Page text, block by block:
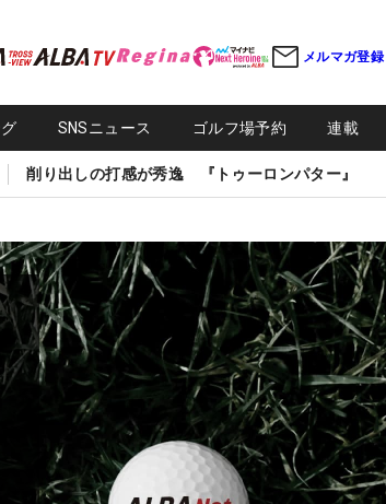
メルマガ登録
SNSニュース ゴルフ場予約 連載
削り出しの打感が秀逸 『トゥーロンパター』